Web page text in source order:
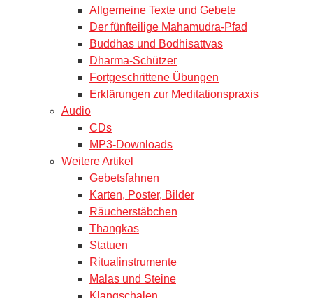
Allgemeine Texte und Gebete
Der fünfteilige Mahamudra-Pfad
Buddhas und Bodhisattvas
Dharma-Schützer
Fortgeschrittene Übungen
Erklärungen zur Meditationspraxis
Audio
CDs
MP3-Downloads
Weitere Artikel
Gebetsfahnen
Karten, Poster, Bilder
Räucherstäbchen
Thangkas
Statuen
Ritualinstrumente
Malas und Steine
Klangschalen